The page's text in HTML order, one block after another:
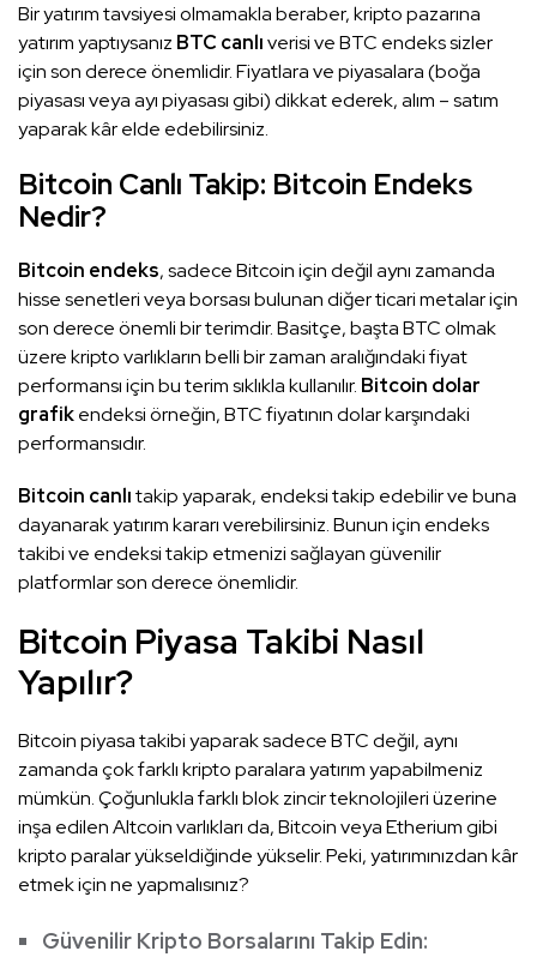
Bir yatırım tavsiyesi olmamakla beraber, kripto pazarına
yatırım yaptıysanız BTC canlıverisi ve BTC endeks sizler
için son derece önemlidir. Fiyatlara ve piyasalara (boğa
piyasası veya ayı piyasası gibi) dikkat ederek, alım – satım
yaparak kâr elde edebilirsiniz.
Bitcoin Canlı Takip: Bitcoin Endeks
Nedir?
Bitcoin endeks, sadece Bitcoin için değil aynı zamanda
hisse senetleri veya borsası bulunan diğer ticari metalar için
son derece önemli bir terimdir. Basitçe, başta BTC olmak
üzere kripto varlıkların belli bir zaman aralığındaki fiyat
performansı için bu terim sıklıkla kullanılır. Bitcoin dolar
grafikendeksi örneğin, BTC fiyatının dolar karşındaki
performansıdır.
Bitcoin canlıtakip yaparak, endeksi takip edebilir ve buna
dayanarak yatırım kararı verebilirsiniz. Bunun için endeks
takibi ve endeksi takip etmenizi sağlayan güvenilir
platformlar son derece önemlidir.
Bitcoin Piyasa Takibi Nasıl
Yapılır?
Bitcoin piyasa takibi yaparak sadece BTC değil, aynı
zamanda çok farklı kripto paralara yatırım yapabilmeniz
mümkün. Çoğunlukla farklı blok zincir teknolojileri üzerine
inşa edilen Altcoin varlıkları da, Bitcoin veya Etherium gibi
kripto paralar yükseldiğinde yükselir. Peki, yatırımınızdan kâr
etmek için ne yapmalısınız?
Güvenilir Kripto Borsalarını Takip Edin: